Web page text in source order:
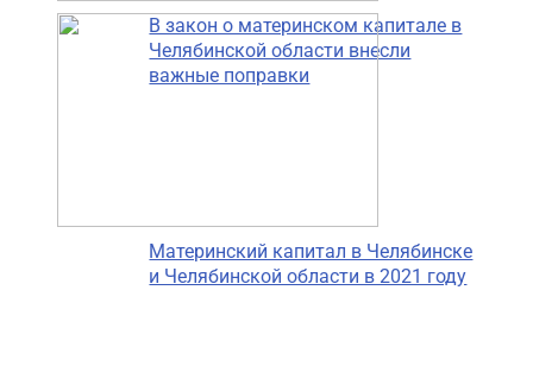
В закон о материнском капитале в
Челябинской области внесли
важные поправки
Материнский капитал в Челябинске
и Челябинской области в 2021 году